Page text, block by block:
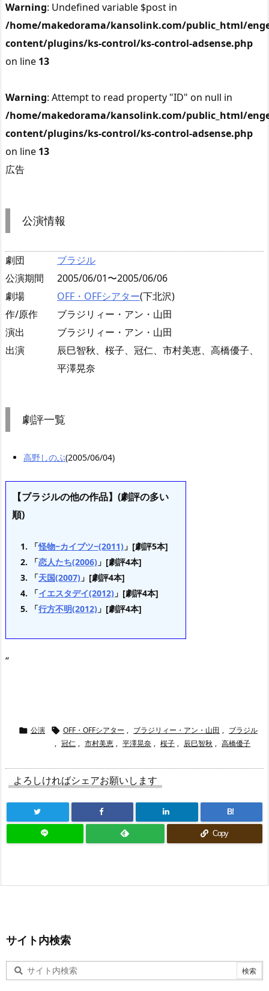
Warning: Undefined variable $post in
/home/makedorama/kansolink.com/public_html/
content/plugins/ks-control/ks-control-adsense.php
on line 13
Warning: Attempt to read property "ID" on null in
/home/makedorama/kansolink.com/public_html/
content/plugins/ks-control/ks-control-adsense.php
on line 13
広告
公演情報
劇団
ブラジル
公演期間
2005/06/01〜2005/06/06
劇場
OFF・OFFシアター(下北沢)
作/原作
ブラジリィー・アン・山田
演出
ブラジリィー・アン・山田
出演
辰巳智秋、桜子、冠仁、市村美恵、高橋優子、
平澤晃奈
劇評一覧
高野しのぶ(2005/06/04)
【ブラジルの他の作品】(劇評の多い
順)
「怪物−カイブツ−(2011) 」[劇評5本]
「恋人たち(2006) 」[劇評4本]
「天国(2007) 」[劇評4本]
「イエスタデイ(2012) 」[劇評4本]
「行方不明(2012) 」[劇評4本]
“
 公演  OFF・OFFシアター , ブラジリィー・アン・山田 , ブラジル
, 冠仁 , 市村美恵 , 平澤晃奈 , 桜子 , 辰巳智秋 , 高橋優子
よろしければシェアお願いします
B!
Copy
サイト内検索